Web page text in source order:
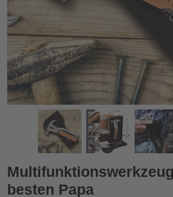
Multifunktionswerkzeug für den besten
Zurück
besten Papa